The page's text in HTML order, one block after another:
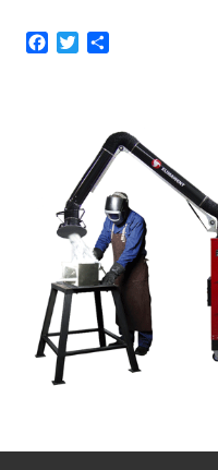
Facebook
Twitter